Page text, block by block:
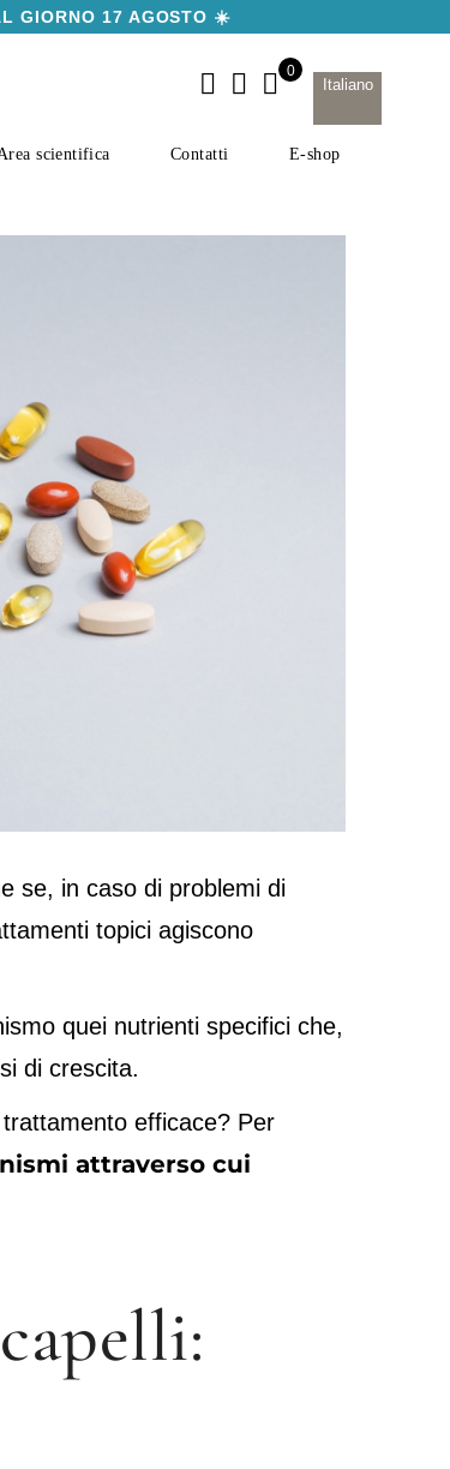
GIORNO 17 AGOSTO ☀️
Italiano
scientifica Contatti E-shop
se, in caso di problemi di
topici agiscono
quei nutrienti specifici che,
di crescita.
efficace? Per
attraverso cui